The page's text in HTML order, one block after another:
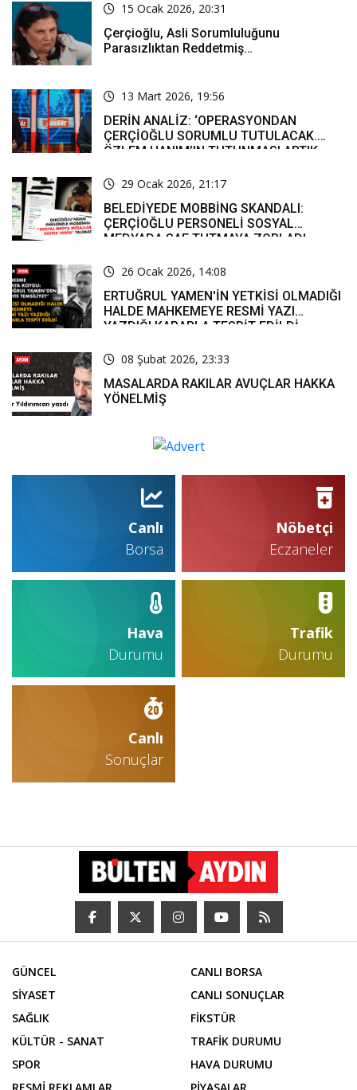
15 Ocak 2026, 20:31
Çerçioğlu, Asli Sorumluluğunu
Parasızlıktan Reddetmiş…
13 Mart 2026, 19:56
DERİN ANALİZ: ‘OPERASYONDAN
ÇERÇİOĞLU SORUMLU TUTULACAK.
ÖZLEM HANIM’IN TUTUNMASI ARTIK
29 Ocak 2026, 21:17
BELEDİYEDE MOBBİNG SKANDALI:
ÇERÇİOĞLU PERSONELİ SOSYAL
MEDYADA SAF TUTMAYA ZORLADI
26 Ocak 2026, 14:08
ERTUĞRUL YAMEN'İN YETKİSİ OLMADIĞI
HALDE MAHKEMEYE RESMİ YAZI
YAZDIĞI KARARLA TESPİT EDİLDİ
08 Şubat 2026, 23:33
MASALARDA RAKILAR AVUÇLAR HAKKA
YÖNELMİŞ
Canlı
Borsa
Nöbetçi
Eczaneler
Hava
Durumu
Trafik
Durumu
Canlı
Sonuçlar
GÜNCEL
SİYASET
SAĞLIK
KÜLTÜR - SANAT
SPOR
CANLI BORSA
CANLI SONUÇLAR
FİKSTÜR
TRAFİK DURUMU
HAVA DURUMU